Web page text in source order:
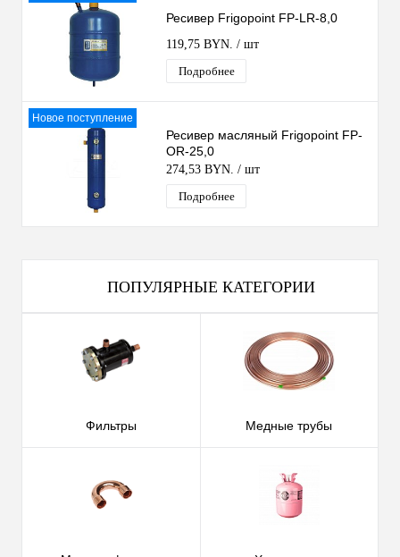
Ресивер Frigopoint FP-LR-8,0
119,75 BYN. / шт
Подробнее
Новое поступление
Ресивер масляный Frigopoint FP-
OR-25,0
274,53 BYN. / шт
Подробнее
ПОПУЛЯРНЫЕ КАТЕГОРИИ
Фильтры Медные трубы